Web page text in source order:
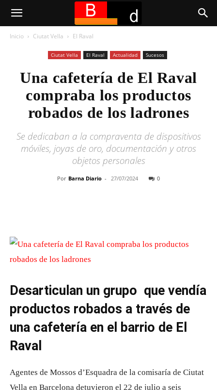
Inicio Ciutat Vella El Raval
Ciutat Vella El Raval Actualidad Sucesos
Una cafetería de El Raval
compraba los productos
robados de los ladrones
Se dedicaban a la compraventa de dispositivos
móviles, joyas de oro, documentación y otros
objetos personales
Por Barna Diario - 27/07/2024 0
Desarticulan un grupo que vendía
productos robados a través de
una cafetería en el barrio de El
Raval
Agentes de Mossos d’Esquadra de la comisaría de Ciutat
Vella en Barcelona detuvieron el 22 de julio a seis